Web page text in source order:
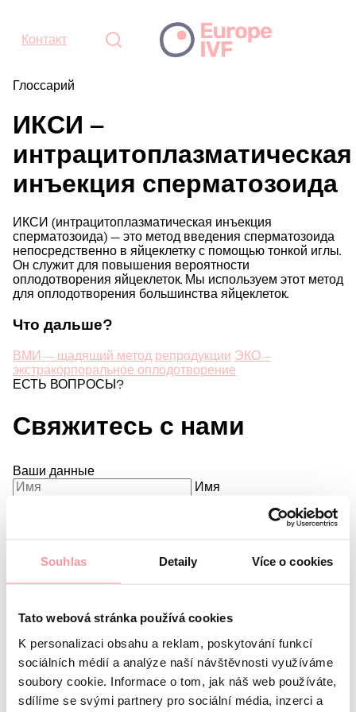
Souhlas Detaily Více o cookies
Tato webová stránka používá cookies
K personalizaci obsahu a reklam, poskytování funkcí
sociálních médií a analýze naší návštěvnosti využíváme
soubory cookie. Informace o tom, jak náš web používáte,
sdílíme se svými partnery pro sociální média, inzerci a
Контакт
Глоссарий
ИКСИ –
интрацитоплазматическая
инъекция сперматозоида
ИКСИ (интрацитоплазматическая инъекция
сперматозоида) — это метод введения сперматозоида
непосредственно в яйцеклетку с помощью тонкой иглы.
Он служит для повышения вероятности
оплодотворения яйцеклеток. Мы используем этот метод
для оплодотворения большинства яйцеклеток.
Что дальше?
ВМИ — щадящий метод репродукции ЭКО –
экстракорпоральное оплодотворение
ЕСТЬ ВОПРОСЫ?
Свяжитесь с нами
Ваши данные
Имя
Предпочитаемый язык
Меня интересует
Какой у вас вопрос? Мы строго соблюдаем